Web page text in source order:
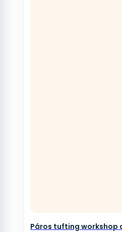
Páros tufting workshop